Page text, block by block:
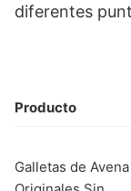
diferentes
Producto
Galletas de Avena